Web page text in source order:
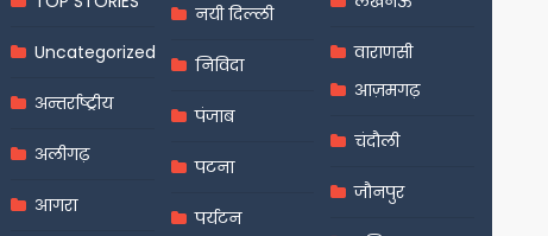
Uncategorized
अन्तर्राष्ट्रीय
अलीगढ़
आगरा
नयी दिल्ली
निविदा
पंजाब
पटना
पर्यटन
वाराणसी
आज़मगढ़
चंदौली
जौनपुर